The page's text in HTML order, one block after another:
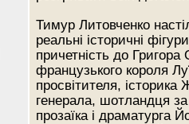
Тимур Литовченко
реальні історичні
причетність до
французького короля
просвітителя,
генерала, шотландця
прозаїка і драматурга